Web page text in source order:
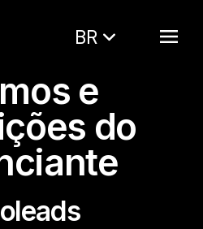
BR
e
do